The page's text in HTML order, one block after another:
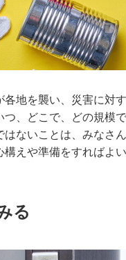
地を襲い、災害に対
、どこで、どの規模
ないことは、みなさ
えや準備をすればよ
る